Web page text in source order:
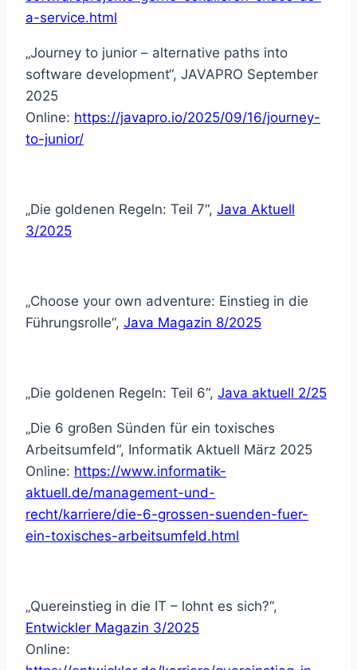
a-service.html
„Journey to junior – alternative paths into
software development“, JAVAPRO September
2025
Online: https://javapro.io/2025/09/16/journey-
to-junior/
„Die goldenen Regeln: Teil 7“, Java Aktuell
3/2025
„Choose your own adventure: Einstieg in die
Führungsrolle“, Java Magazin 8/2025
„Die goldenen Regeln: Teil 6“, Java aktuell 2/25
„Die 6 großen Sünden für ein toxisches
Arbeitsumfeld“, Informatik Aktuell März 2025
Online: https://www.informatik-
aktuell.de/management-und-
recht/karriere/die-6-grossen-suenden-fuer-
ein-toxisches-arbeitsumfeld.html
„Quereinstieg in die IT – lohnt es sich?“,
Entwickler Magazin 3/2025
Online: